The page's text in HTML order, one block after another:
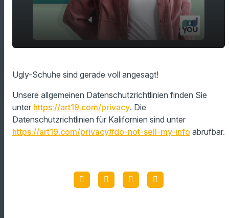
play_arrow
Ugly-Schuhe sind gerade voll angesagt!
Unsere allgemeinen Datenschutzrichtlinien finden Sie
unter https://art19.com/privacy. Die
Datenschutzrichtlinien für Kalifornien sind unter
https://art19.com/privacy#do-not-sell-my-info abrufbar.